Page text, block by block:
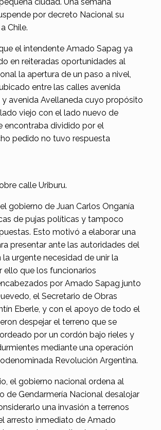
por decreto Nacional su
Chile.
el intendente Amado Sapag ya
en reiteradas oportunidades al
la apertura de un paso a nivel,
entre las calles avenida
y avenida Avellaneda cuyo propósito
viejo con el lado nuevo de
encontraba dividido por el
pedido no tuvo respuesta
calle Uriburu.
gobierno de Juan Carlos Onganía
de pujas políticas y tampoco
Esto motivó a elaborar una
presentar ante las autoridades del
urgente necesidad de unir la
ello que los funcionarios
por Amado Sapag junto
el Secretario de Obras
Eberle, y con el apoyo de todo el
despejar el terreno que se
por un cordón bajo rieles y
mediante una operación
Revolución Argentina.
el gobierno nacional ordena al
de Gendarmería Nacional desalojar
una invasión a terrenos
arresto inmediato de Amado